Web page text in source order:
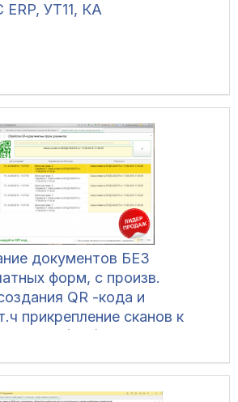
ERP, УТ11, КА
документов БЕЗ
форм, с произв.
QR -кода и
прикрепление сканов к
УТ 11 (все), ERP 2, КА 2,